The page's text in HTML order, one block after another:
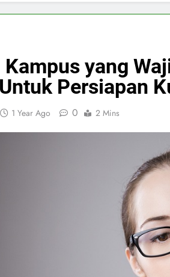
Kampus yang
Persiapan
1 Year Ago 0 2 Mins